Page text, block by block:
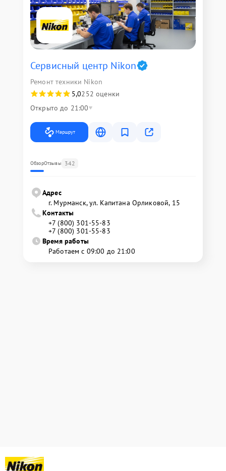
Сервисный центр Nikon
Ремонт техники Nikon
5,0252 оценки
Открыто до 21:00
Маршрут
ОбзорОтзывы 342
Адрес
г. Мурманск, ул. Капитана Орликовой, 15
Контакты
+7 (800) 301-55-83
+7 (800) 301-55-83
Время работы
Работаем с 09:00 до 21:00